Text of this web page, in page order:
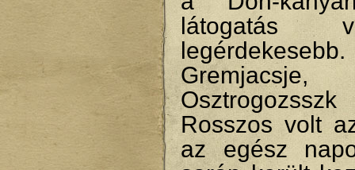
legérdekesebb.
Gremjacsje,
Rosszos volt
az egész